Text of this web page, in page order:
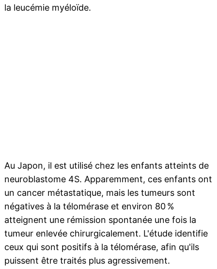
la leucémie myéloïde.
Au Japon, il est utilisé chez les enfants atteints de
neuroblastome 4S. Apparemment, ces enfants ont
un cancer métastatique, mais les tumeurs sont
négatives à la télomérase et environ 80 %
atteignent une rémission spontanée une fois la
tumeur enlevée chirurgicalement. L'étude identifie
ceux qui sont positifs à la télomérase, afin qu'ils
puissent être traités plus agressivement.